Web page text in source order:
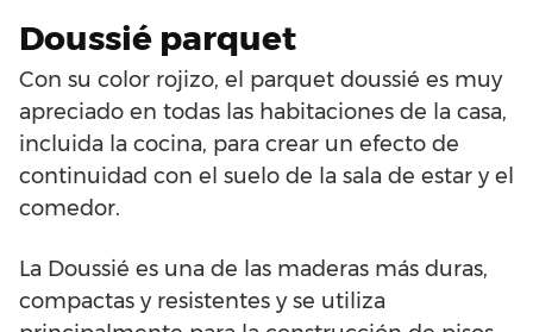
Doussié parquet
Con su color rojizo, el parquet doussié es muy
apreciado en todas las habitaciones de la casa,
incluida la cocina, para crear un efecto de
continuidad con el suelo de la sala de estar y el
comedor.
La Doussié es una de las maderas más duras,
compactas y resistentes y se utiliza